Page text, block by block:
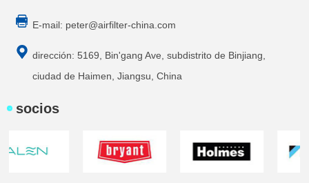
E-mail: peter@airfilter-china.com
dirección: 5169, Bin'gang Ave, subdistrito de Binjiang,
ciudad de Haimen, Jiangsu, China
socios